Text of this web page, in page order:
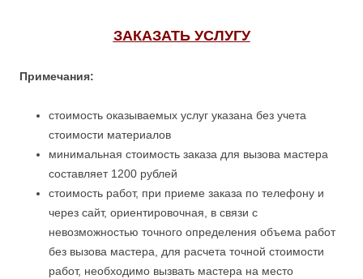
ЗАКАЗАТЬ УСЛУГУ
Примечания:
стоимость оказываемых услуг указана без учета
стоимости материалов
минимальная стоимость заказа для вызова мастера
составляет 1200 рублей
стоимость работ, при приеме заказа по телефону и
через сайт, ориентировочная, в связи с
невозможностью точного определения объема работ
без вызова мастера, для расчета точной стоимости
работ, необходимо вызвать мастера на место